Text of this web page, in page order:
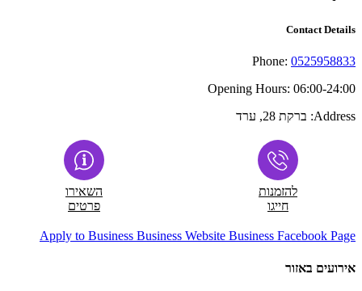
Contact Details
Phone: 0525958833
Opening Hours: 06:00-24:00
Address: ברקת 28, ערד
להזמנות
חייגו
השאירו
פרטים
Apply to Business Business Website Business Facebook Page
אירועים באזור